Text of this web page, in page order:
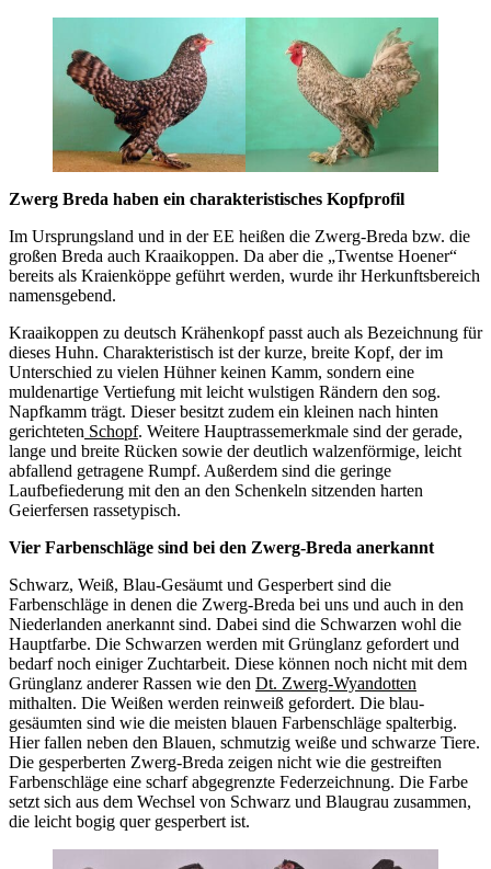
Zwerg Breda haben ein charakteristisches Kopfprofil
Im Ursprungsland und in der EE heißen die Zwerg-Breda bzw. die
großen Breda auch Kraaikoppen. Da aber die „Twentse Hoener“
bereits als Kraienköppe geführt werden, wurde ihr Herkunftsbereich
namensgebend.
Kraaikoppen zu deutsch Krähenkopf passt auch als Bezeichnung für
dieses Huhn. Charakteristisch ist der kurze, breite Kopf, der im
Unterschied zu vielen Hühner keinen Kamm, sondern eine
muldenartige Vertiefung mit leicht wulstigen Rändern den sog.
Napfkamm trägt. Dieser besitzt zudem ein kleinen nach hinten
gerichteten Schopf. Weitere Hauptrassemerkmale sind der gerade,
lange und breite Rücken sowie der deutlich walzenförmige, leicht
abfallend getragene Rumpf. Außerdem sind die geringe
Laufbefiederung mit den an den Schenkeln sitzenden harten
Geierfersen rassetypisch.
Vier Farbenschläge sind bei den Zwerg-Breda anerkannt
Schwarz, Weiß, Blau-Gesäumt und Gesperbert sind die
Farbenschläge in denen die Zwerg-Breda bei uns und auch in den
Niederlanden anerkannt sind. Dabei sind die Schwarzen wohl die
Hauptfarbe. Die Schwarzen werden mit Grünglanz gefordert und
bedarf noch einiger Zuchtarbeit. Diese können noch nicht mit dem
Grünglanz anderer Rassen wie den Dt. Zwerg-Wyandotten
mithalten. Die Weißen werden reinweiß gefordert. Die blau-
gesäumten sind wie die meisten blauen Farbenschläge spalterbig.
Hier fallen neben den Blauen, schmutzig weiße und schwarze Tiere.
Die gesperberten Zwerg-Breda zeigen nicht wie die gestreiften
Farbenschläge eine scharf abgegrenzte Federzeichnung. Die Farbe
setzt sich aus dem Wechsel von Schwarz und Blaugrau zusammen,
die leicht bogig quer gesperbert ist.